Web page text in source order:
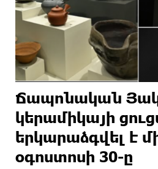
Ճապոնական
կերամիկայի
երկարաձգվել է
օգոստոսի 30-ը